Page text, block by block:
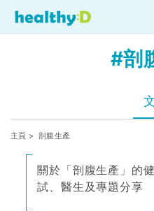
#剖
主頁 > 剖腹生產
關於「剖腹生產」的
試、醫生及專題分享